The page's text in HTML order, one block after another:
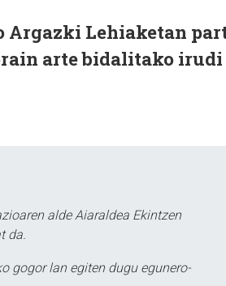
Argazki Lehiaketan
arte bidalitako irudi
alde Aiaraldea Ekintzen
da.
gogor lan egiten dugu egunero-